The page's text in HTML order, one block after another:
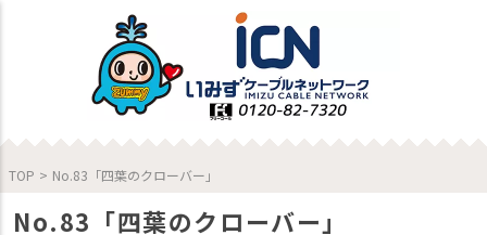
TOP > No.83「四葉のクローバー」
No.83「四葉のクローバー」